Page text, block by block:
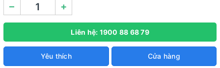
– +
Liên hệ: 1900 88 68 79
Yêu thích Cửa hàng